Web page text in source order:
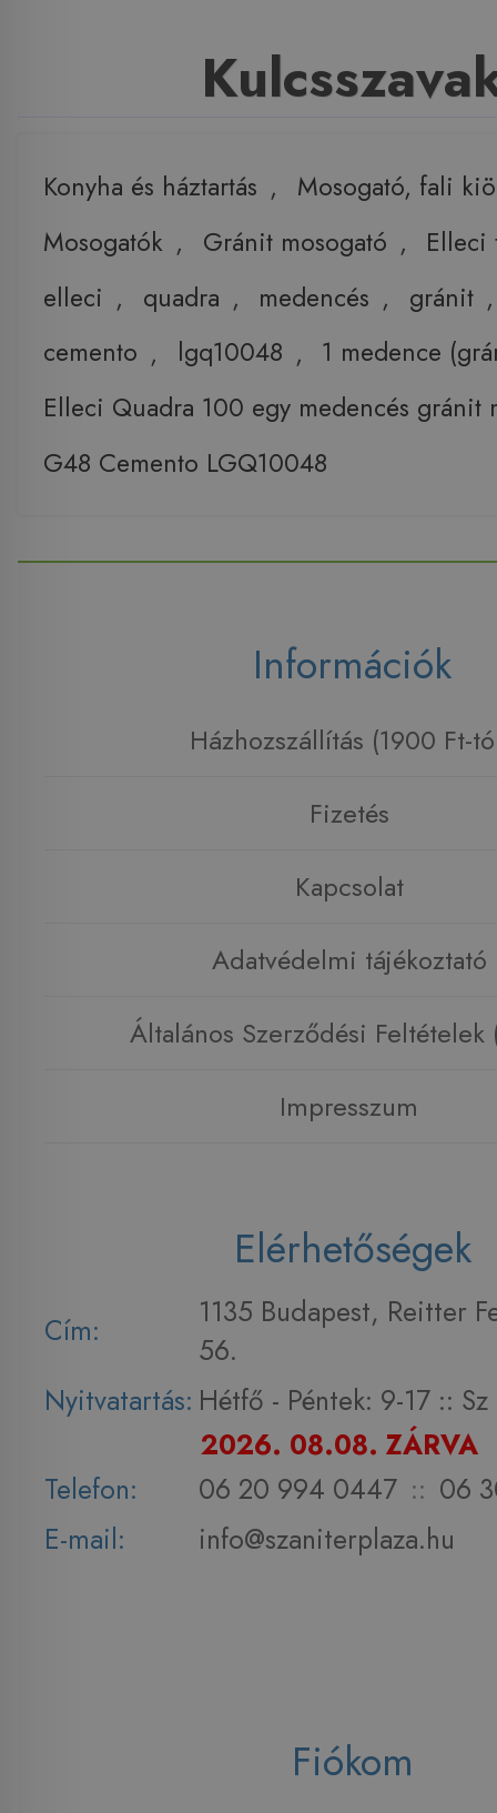
Konyha és háztartás ,
Mosogató, fali
Mosogatók , Gránit mosogató ,
Elleci
elleci , quadra , medencés , gránit
cemento , lgq10048 , 1 medence
Elleci Quadra 100 egy medencés gránit
G48 Cemento LGQ10048
Információk
Házhozszállítás (1900 Ft-
Fizetés
Kapcsolat
Adatvédelmi tájékoztató
Általános Szerződési Feltételek
Impresszum
Elérhetőségek
Cím:
1135 Budapest, Reitter
56.
Nyitvatartás: Hétfő - Péntek: 9-17 :: Sz
2026. 08.08. ZÁRVA
Telefon:
06 20 994 0447 :: 06
E-mail:
info@szaniterplaza.hu
Fiókom